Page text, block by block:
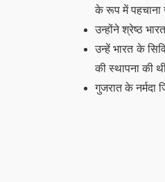
के रूप में पहचाना
उन्होंने श्रेष्ठ
उन्हें भारत के
की स्थापना की
गुजरात के नर्मदा